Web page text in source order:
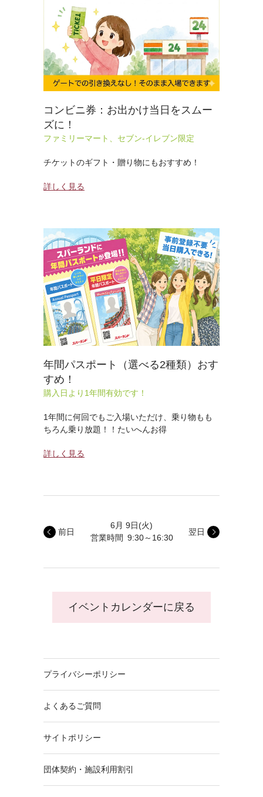
コンビニ券：お出かけ当日をスムー
ズに！
ファミリーマート、セブン-イレブン限定
チケットのギフト・贈り物にもおすすめ！
詳しく見る
年間パスポート（選べる2種類）おす
すめ！
購入日より1年間有効です！
1年間に何回でもご入場いただけ、乗り物もも
ちろん乗り放題！！たいへんお得
詳しく見る
6月 9日(火)
営業時間 9:30～16:30
前日 翌日
イベントカレンダーに戻る
プライバシーポリシー
よくあるご質問
サイトポリシー
団体契約・施設利用割引